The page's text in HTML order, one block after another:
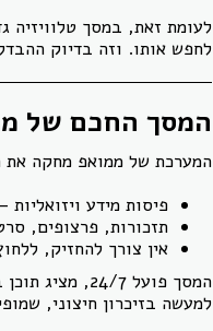
לעומת זאת, במסך טלוויזיה
לחפש אותו. וזה בדיוק
המסך החכם של
המערכת של ממואפ מחקה את
פיסות מידע ויזואליות –
תזכורות, פרצופים,
אין צורך להחזיק,
למעשה בזיכרון חיצוני,